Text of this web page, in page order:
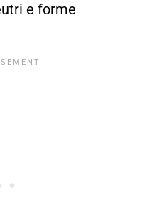
e forme